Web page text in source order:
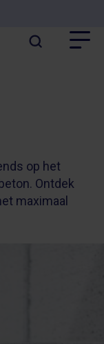
op het
Ontdek
maximaal